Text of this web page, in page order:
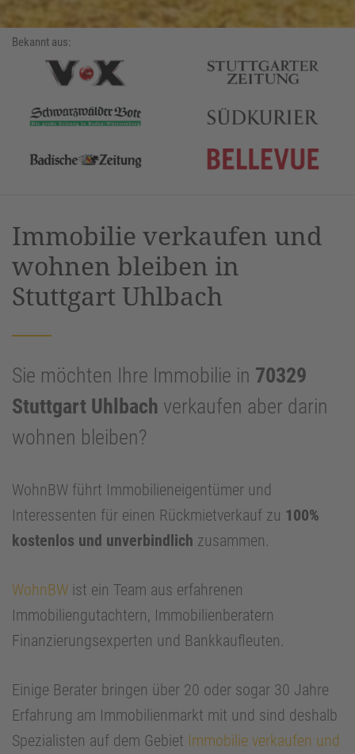
Bekannt aus:
Immobilie verkaufen und
wohnen bleiben in
Stuttgart Uhlbach
Sie möchten Ihre Immobilie in 70329
Stuttgart Uhlbach verkaufen aber darin
wohnen bleiben?
WohnBW führt Immobilieneigentümer und
Interessenten für einen Rückmietverkauf zu 100%
kostenlos und unverbindlich zusammen.
WohnBW ist ein Team aus erfahrenen
Immobiliengutachtern, Immobilienberatern
Finanzierungsexperten und Bankkaufleuten.
Einige Berater bringen über 20 oder sogar 30 Jahre
Erfahrung am Immobilienmarkt mit und sind deshalb
Spezialisten auf dem Gebiet Immobilie verkaufen und